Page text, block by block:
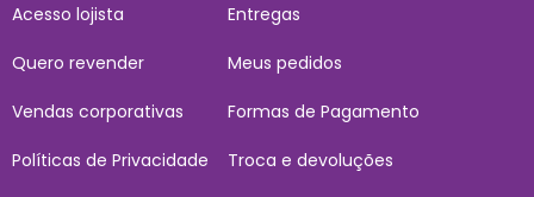
Acesso lojista
Quero revender
Vendas corporativas
Políticas de Privacidade
Entregas
Meus pedidos
Formas de Pagamento
Troca e devoluções